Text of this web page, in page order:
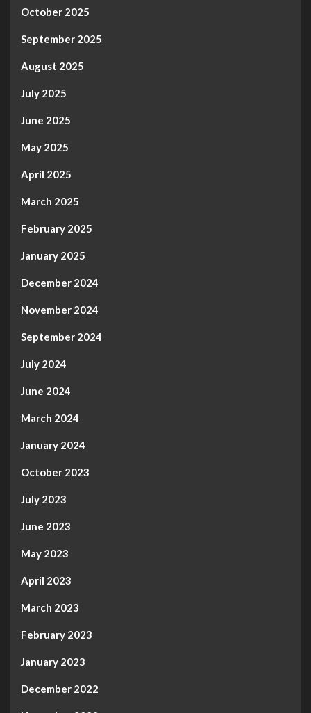
October 2025
September 2025
August 2025
July 2025
June 2025
May 2025
April 2025
March 2025
February 2025
January 2025
December 2024
November 2024
September 2024
July 2024
June 2024
March 2024
January 2024
October 2023
July 2023
June 2023
May 2023
April 2023
March 2023
February 2023
January 2023
December 2022